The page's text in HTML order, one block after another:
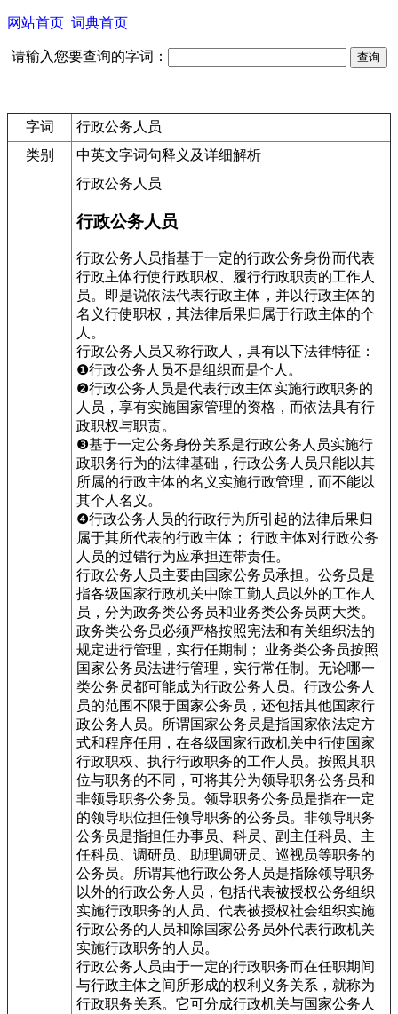
网站首页 词典首页
请输入您要查询的字词：
字词
行政公务人员
类别
中英文字词句释义及详细解析
行政公务人员
行政公务人员
行政公务人员指基于一定的行政公务身份而代表
行政主体行使行政职权、履行行政职责的工作人
员。即是说依法代表行政主体，并以行政主体的
名义行使职权，其法律后果归属于行政主体的个
人。
行政公务人员又称行政人，具有以下法律特征：
❶行政公务人员不是组织而是个人。
❷行政公务人员是代表行政主体实施行政职务的
人员，享有实施国家管理的资格，而依法具有行
政职权与职责。
❸基于一定公务身份关系是行政公务人员实施行
政职务行为的法律基础，行政公务人员只能以其
所属的行政主体的名义实施行政管理，而不能以
其个人名义。
❹行政公务人员的行政行为所引起的法律后果归
属于其所代表的行政主体； 行政主体对行政公务
人员的过错行为应承担连带责任。
行政公务人员主要由国家公务员承担。公务员是
指各级国家行政机关中除工勤人员以外的工作人
员，分为政务类公务员和业务类公务员两大类。
政务类公务员必须严格按照宪法和有关组织法的
规定进行管理，实行任期制； 业务类公务员按照
国家公务员法进行管理，实行常任制。无论哪一
类公务员都可能成为行政公务人员。行政公务人
员的范围不限于国家公务员，还包括其他国家行
政公务人员。所谓国家公务员是指国家依法定方
式和程序任用，在各级国家行政机关中行使国家
行政职权、执行行政职务的工作人员。按照其职
位与职务的不同，可将其分为领导职务公务员和
非领导职务公务员。领导职务公务员是指在一定
的领导职位担任领导职务的公务员。非领导职务
公务员是指担任办事员、科员、副主任科员、主
任科员、调研员、助理调研员、巡视员等职务的
公务员。所谓其他行政公务人员是指除领导职务
以外的行政公务人员，包括代表被授权公务组织
实施行政职务的人员、代表被授权社会组织实施
行政公务的人员和除国家公务员外代表行政机关
实施行政职务的人员。
行政公务人员由于一定的行政职务而在任职期间
与行政主体之间所形成的权利义务关系，就称为
行政职务关系。它可分成行政机关与国家公务人